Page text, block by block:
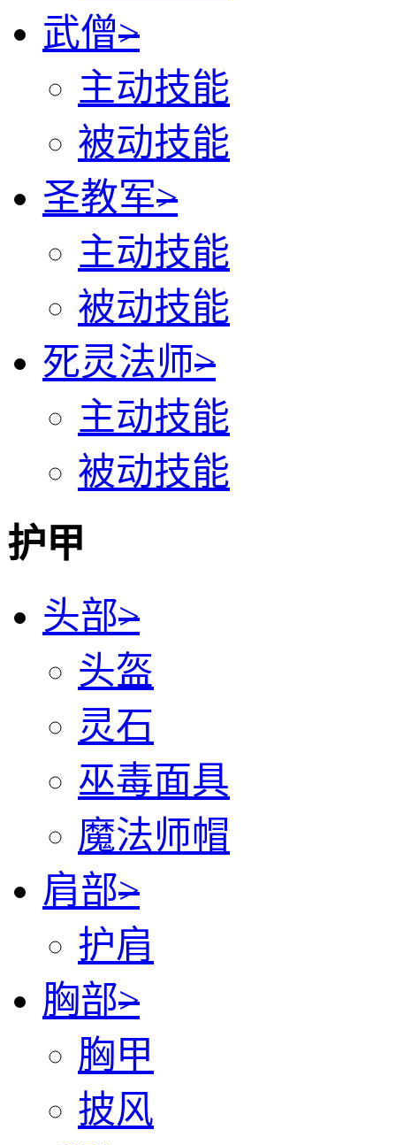
武僧>
主动技能
被动技能
圣教军>
主动技能
被动技能
死灵法师>
主动技能
被动技能
护甲
头部>
头盔
灵石
巫毒面具
魔法师帽
肩部>
护肩
胸部>
胸甲
披风